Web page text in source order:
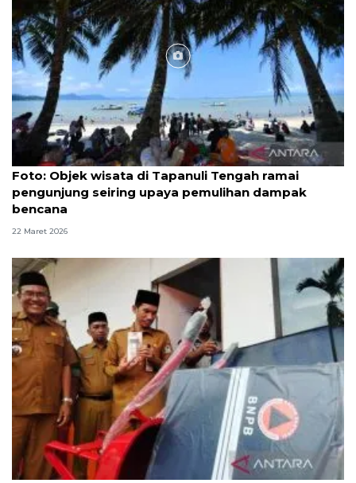
Foto
Foto: Objek wisata di Tapanuli Tengah ramai
pengunjung seiring upaya pemulihan dampak
bencana
22 Maret 2026
Korban bencana di Aceh Barat sepakat huni